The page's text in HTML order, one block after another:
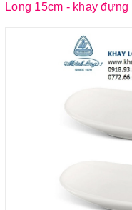
Long 15cm - khay